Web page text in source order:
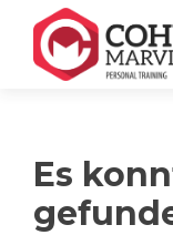
Es